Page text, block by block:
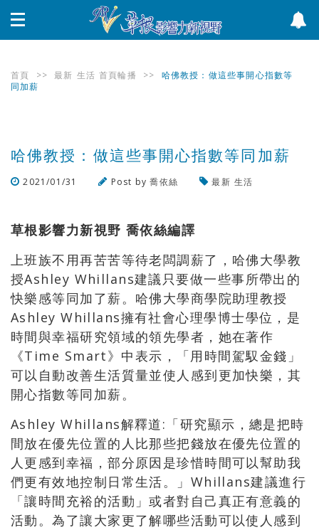
首頁 >> 最新 生活 首頁輪播 >>
哈佛教授：做這些事開心指數等
同加薪
哈佛教授：做這些事開心指數等同加薪
2021/01/31 Post by喬依絲 最新 生活
草根影響力新視野 喬依絲編譯
上班族不用再苦苦等待老闆調薪了，哈佛大學教
授Ashley Whillans建議只要做一些事所帶出的
快樂感等同加了薪。哈佛大學商學院助理教授
Ashley Whillans擁有社會心理學博士學位，是
時間與幸福研究領域的領先學者，她在著作
《Time Smart》中表示，「用時間駕馭金錢」
可以自動改善生活質量並使人感到更加快樂，其
開心指數等同加薪。
Ashley Whillans解釋道:「研究顯示，總是把時
間放在優先位置的人比那些把錢放在優先位置的
人更感到幸福，部分原因是珍惜時間可以幫助我
們更有效地控制日常生活。」Whillans建議進行
「讓時間充裕的活動」或者對自己真正有意義的
活動。為了讓大家更了解哪些活動可以使人感到